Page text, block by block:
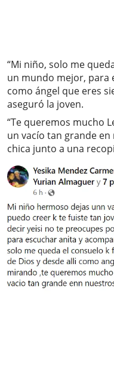
“Mi niño, solo me
un mundo mejor, para
como ángel que eres
aseguró la joven.
“Te queremos mucho
un vacío tan grande
chica junto a una